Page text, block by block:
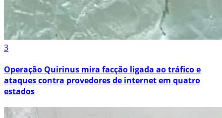
3
Operação Quirinus mira facção ligada ao tráfico e
ataques contra provedores de internet em quatro
estados